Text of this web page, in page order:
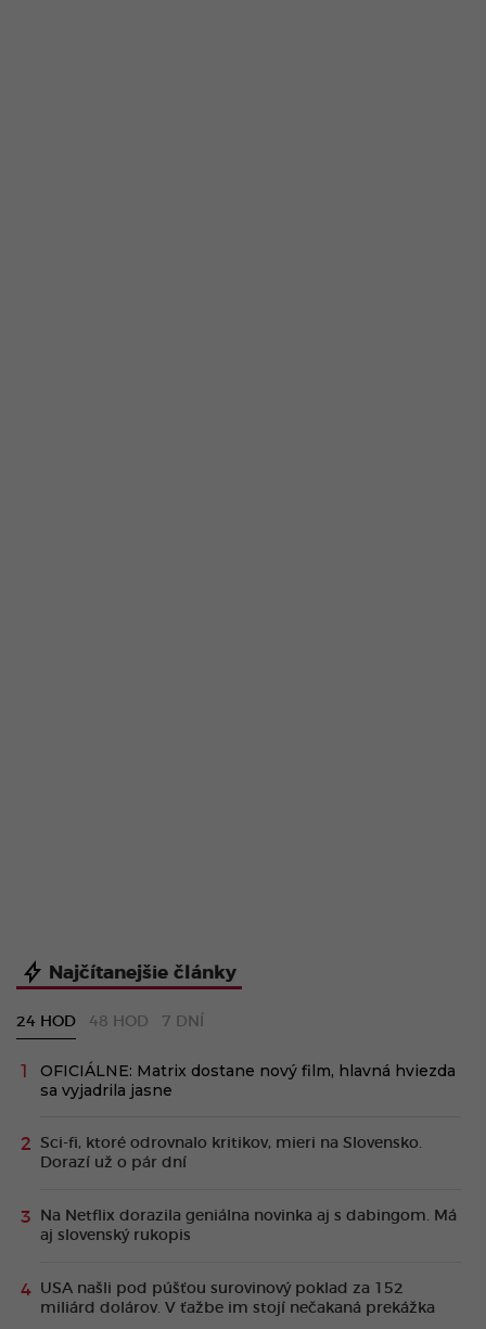
Najčítanejšie články
24 HOD 48 HOD 7 DNÍ
OFICIÁLNE: Matrix dostane nový film, hlavná hviezda
sa vyjadrila jasne
Sci-fi, ktoré odrovnalo kritikov, mieri na Slovensko.
Dorazí už o pár dní
Na Netflix dorazila geniálna novinka aj s dabingom. Má
aj slovenský rukopis
USA našli pod púšťou surovinový poklad za 152
miliárd dolárov. V ťažbe im stojí nečakaná prekážka